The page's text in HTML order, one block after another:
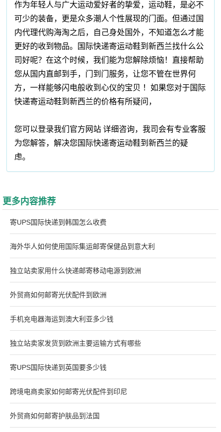
作为年轻人与广大运动爱好者的挚爱，运动鞋，是必不
可少的装备，更是众多潮人个性展现的门面。但通过国
内代理代购海淘之后，自己身处国外，不知道怎么才能
更好的收到物品。国际快递寄运动鞋到新西兰找什么公
司好呢？在这个时候，我们能为您解除烦恼！直接帮助
您从国内直邮到手，门到门服务，让您不管在世界何
方，一样能够闪电般收到心仪的宝贝 ！如果您对于国际
快递寄运动鞋到新西兰的价格有所疑问，
您可以登录我们官方网站 详细咨询，我司会有专业客服
为您解答，解决您国际快递寄运动鞋到新西兰的疑
虑。
更多内容推荐
寄UPS国际快递到韩国怎么收费
海外华人如何使用国际集运邮寄保健品到意大利
独立站卖家用什么快递邮寄移动电源到欧洲
外贸商如何邮寄光伏配件到欧洲
手机充电器海运到澳大利亚多少钱
独立站卖家发货到欧洲主要运输方式有哪些
寄UPS国际快递到英国要多少钱
跨境电商卖家如何邮寄光伏配件到印尼
外贸商如何邮寄护肤品到法国